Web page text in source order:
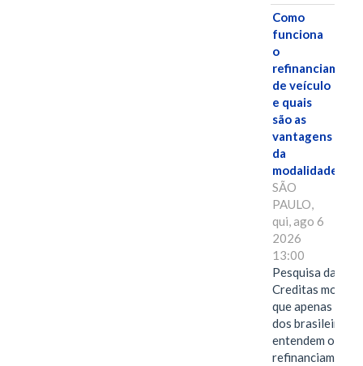
Como
funciona
o
de veículo
e quais
são as
vantagens
da
modalidade?
SÃO
PAULO,
qui, ago 6
2026
13:00
Pesquisa da
Creditas mostra
que apenas 28%
dos brasileiros
entendem o
refinanciamento